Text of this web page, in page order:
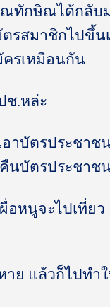
ทักษิณได้กลับ
รสมาชิกไปขึ้น
ครเหมือนกัน
ช.หล่ะ
าบัตรประชาช
นบัตรประชาช
หนูจะไปเที่ยว
ย แล้วก็ไปทำ